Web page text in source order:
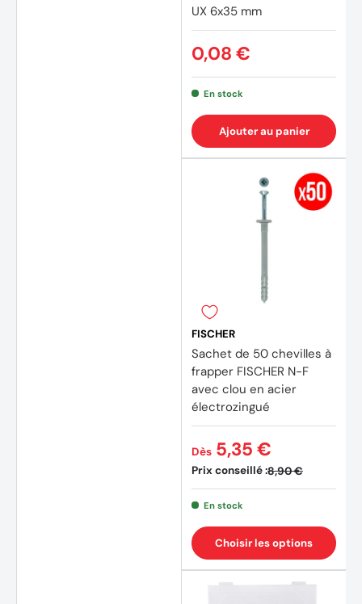
UX 6x35 mm
0,08 €
En stock
Ajouter au panier
FISCHER
Sachet de 50 chevilles à
frapper FISCHER N-F
avec clou en acier
électrozingué
Prix conseillé :8,90 €
Dès 5,35 €
En stock
Choisir les options